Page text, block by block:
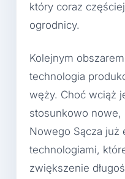
który coraz
ogrodnicy.
Kolejnym
technologia
węży. Choć wciąż
stosunkowo nowe,
Nowego Sącza już
technologiami,
zwiększenie